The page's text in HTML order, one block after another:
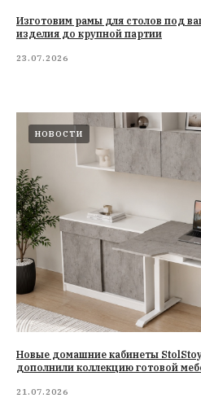
Изготовим рамы для столов под
изделия до крупной партии
23.07.2026
НОВОСТИ
Новые домашние кабинеты
дополнили коллекцию готовой
21.07.2026